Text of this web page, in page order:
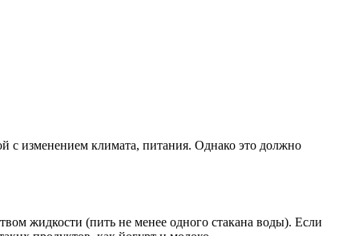
с изменением климата, питания. Однако это должно
жидкости (пить не менее одного стакана воды). Если